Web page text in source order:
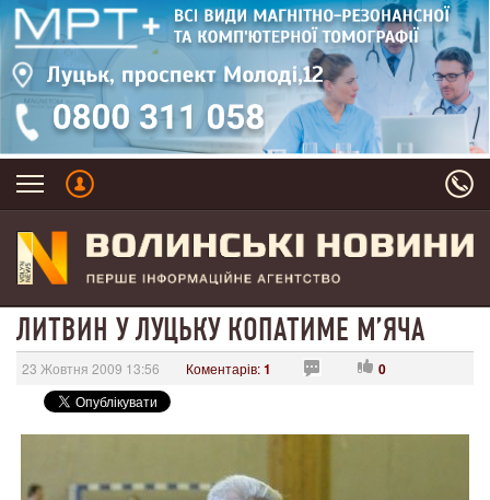
ЛИТВИН У ЛУЦЬКУ КОПАТИМЕ М’ЯЧА
23 Жовтня 2009 13:56 Коментарів:1 0